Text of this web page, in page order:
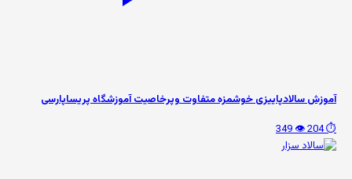
آموزش سالادپاییزی خوشمزه متفاوت وپرخاصیت آموزشگاه پریساپارسی
⏱️ 204
👁️ 349